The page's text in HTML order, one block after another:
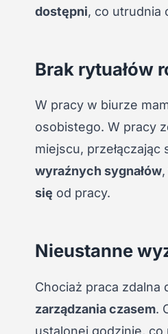
dostępni, co utrudnia
Brak rytuałów
W pracy w biurze
osobistego. W pracy
miejscu,
wyraźnych sygnałów
się od pracy.
Nieustanne
Chociaż praca zdalna
zarządzania czasem.
ustalonej godzinie, co